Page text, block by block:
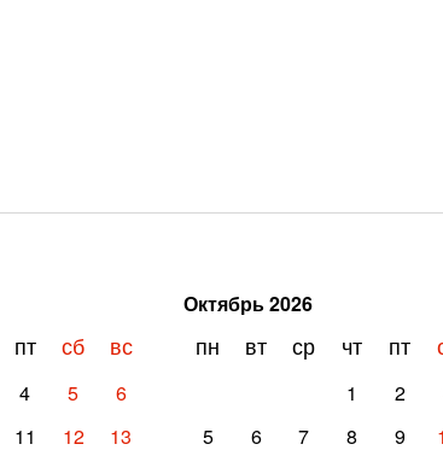
пт сб вс
4 5
6
11 12 13
Октябрь2026
пн вт ср чт пт
1 2
5
6 7 8 9